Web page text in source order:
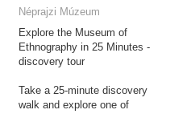
fogalma, használata és
jelentése az elmúlt kétszáz év
során.
Néprajzi Múzeum
Explore the Museum of
Ethnography in 25 Minutes -
discovery tour
Take a 25‑minute discovery
walk and explore one of